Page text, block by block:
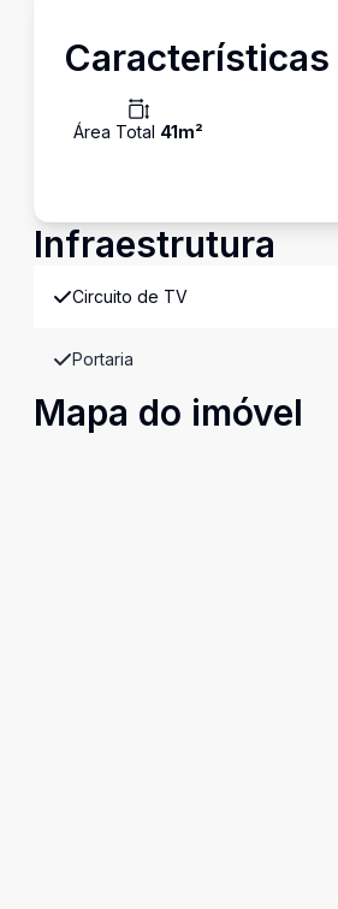
Características
Área Total 41m²
Infraestrutura
Circuito de TV
Portaria
Mapa do imóvel